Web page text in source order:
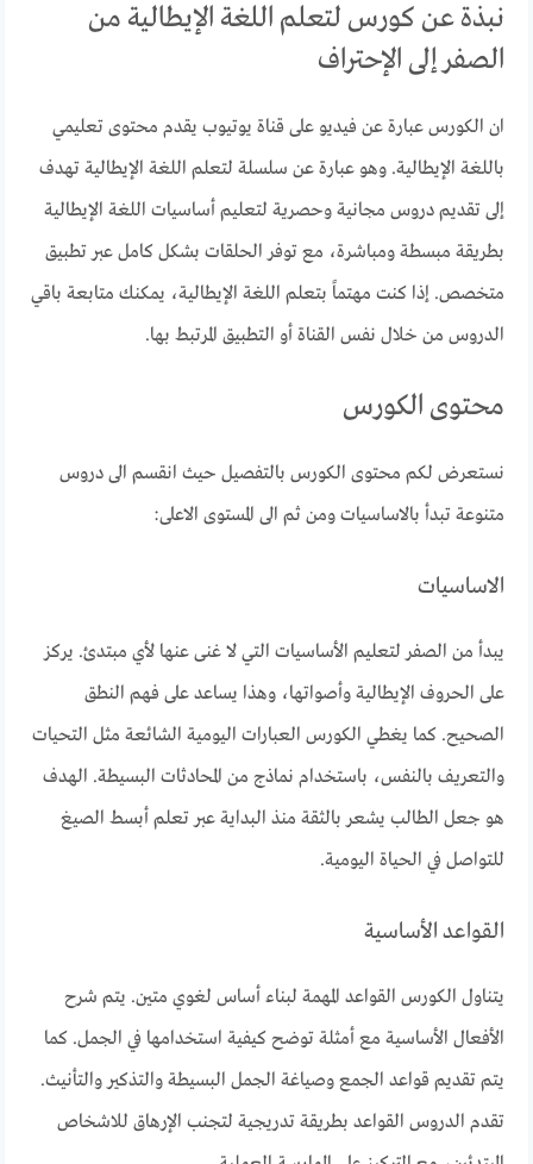
‏نبذة عن كورس لتعلم اللغة الإيطالية من
الصفر إلى الإحتراف
ان الكورس عبارة عن فيديو على قناة يوتيوب يقدم محتوى تعليمي
باللغة الإيطالية. وهو عبارة عن سلسلة لتعلم اللغة الإيطالية تهدف
إلى تقديم دروس مجانية وحصرية لتعليم أساسيات اللغة الإيطالية
بطريقة مبسطة ومباشرة، مع توفر الحلقات بشكل كامل عبر تطبيق
متخصص. إذا كنت مهتماً بتعلم اللغة الإيطالية، يمكنك متابعة باقي
الدروس من خلال نفس القناة أو التطبيق المرتبط بها.
محتوى الكورس
نستعرض لكم محتوى الكورس بالتفصيل حيث انقسم الى دروس
متنوعة تبدأ بالاساسيات ومن ثم الى المستوى الاعلى:
الاساسيات
يبدأ من الصفر لتعليم الأساسيات التي لا غنى عنها لأي مبتدئ. يركز
على الحروف الإيطالية وأصواتها، وهذا يساعد على فهم النطق
الصحيح. كما يغطي الكورس العبارات اليومية الشائعة مثل التحيات
والتعريف بالنفس، باستخدام نماذج من المحادثات البسيطة. الهدف
هو جعل الطالب يشعر بالثقة منذ البداية عبر تعلم أبسط الصيغ
للتواصل في الحياة اليومية.
القواعد الأساسية
يتناول الكورس القواعد المهمة لبناء أساس لغوي متين. يتم شرح
الأفعال الأساسية مع أمثلة توضح كيفية استخدامها في الجمل. كما
يتم تقديم قواعد الجمع وصياغة الجمل البسيطة والتذكير والتأنيث.
تقدم الدروس القواعد بطريقة تدريجية لتجنب الإرهاق للاشخاص